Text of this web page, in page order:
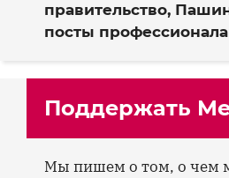
правительство,
посты
Поддержать
Мы пишем о том, о чем